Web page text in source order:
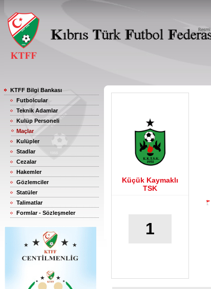
KTFF Bilgi Bankası
Futbolcular
Teknik Adamlar
Kulüp Personeli
Maçlar
Kulüpler
Stadlar
Cezalar
Hakemler
Gözlemciler
Statüler
Talimatlar
Formlar - Sözleşmeler
Küçük Kaymaklı
TSK
1